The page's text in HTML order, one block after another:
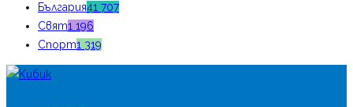
България41 707
Свят1 196
Спорт1 319